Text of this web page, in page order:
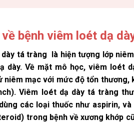
bệnh viêm loét dạ
tá tràng là hiện tượng lớp
dày. Về mặt mô học, viêm loét
niêm mạc với mức độ tổn thương,
Viêm loét dạ dày tá tràng
các loại thuốc như aspirin,
trong bệnh về xương khớp